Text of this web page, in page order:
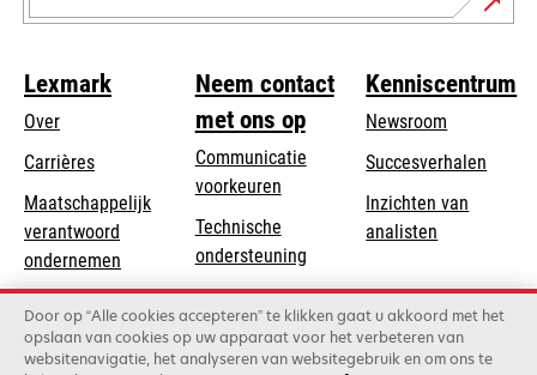
Lexmark
Over
Carrières
Maatschappelijk
verantwoord
ondernemen
in
a
new
Duurzaamheid
Lexmark Partners
Neem contact
met ons op
Communicatie
voorkeuren
Technische
ondersteuningopens
in
a
new
tab
Product registratie
Vind een dealer
Kenniscentrum
Newsroom
Succesverhalen
Inzichten van
analisten
Door op “Alle cookies accepteren” te klikken gaat u akkoord met het
opslaan van cookies op uw apparaat voor het verbeteren van
websitenavigatie, het analyseren van websitegebruik en om ons te